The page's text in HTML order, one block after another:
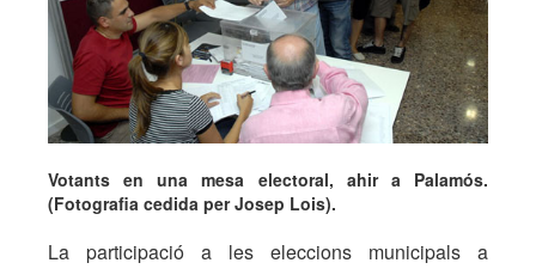
Votants en una mesa electoral, ahir a Palamós.
(Fotografia cedida per Josep Lois).
La participació a les eleccions municipals a